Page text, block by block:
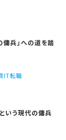
傭兵」への道を踏
IT転職
いう現代の傭兵